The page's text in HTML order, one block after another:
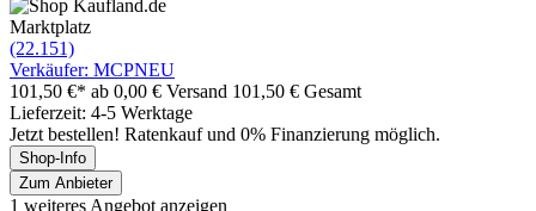
Marktplatz
(22.151)
Verkäufer: MCPNEU
101,50 €* ab 0,00 € Versand 101,50 € Gesamt
Lieferzeit: 4-5 Werktage
Jetzt bestellen! Ratenkauf und 0% Finanzierung möglich.
Shop-Info
Zum Anbieter
1 weiteres Angebot anzeigen